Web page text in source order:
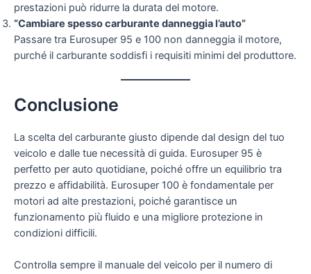
prestazioni può ridurre la durata del motore.
“Cambiare spesso carburante danneggia l’auto”
Passare tra Eurosuper 95 e 100 non danneggia il motore,
purché il carburante soddisfi i requisiti minimi del produttore.
Conclusione
La scelta del carburante giusto dipende dal design del tuo
veicolo e dalle tue necessità di guida. Eurosuper 95 è
perfetto per auto quotidiane, poiché offre un equilibrio tra
prezzo e affidabilità. Eurosuper 100 è fondamentale per
motori ad alte prestazioni, poiché garantisce un
funzionamento più fluido e una migliore protezione in
condizioni difficili.
Controlla sempre il manuale del veicolo per il numero di